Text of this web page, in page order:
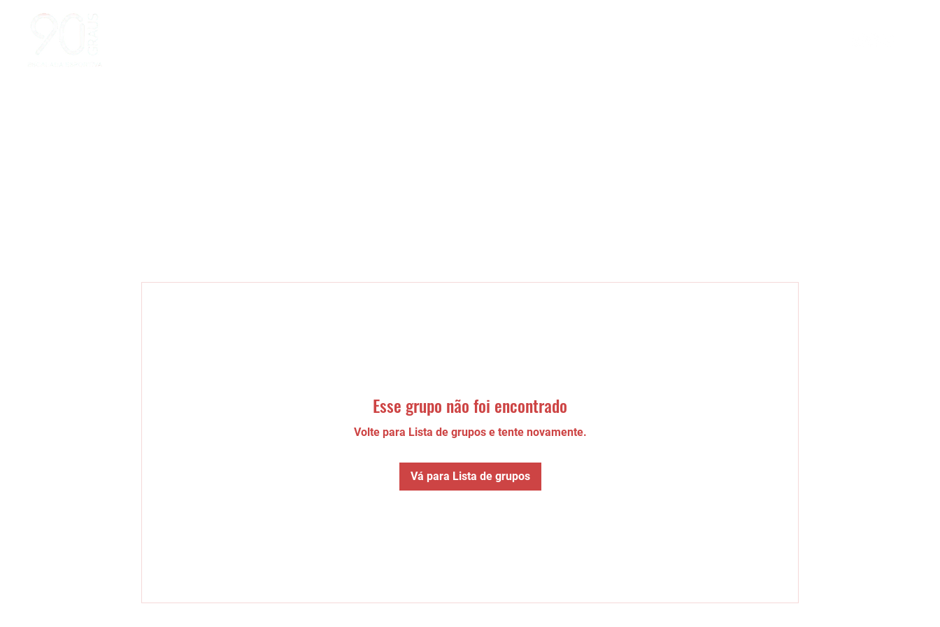
Esse grupo não foi encontrado
Volte para Lista de grupos e tente novamente.
Vá para Lista de grupos